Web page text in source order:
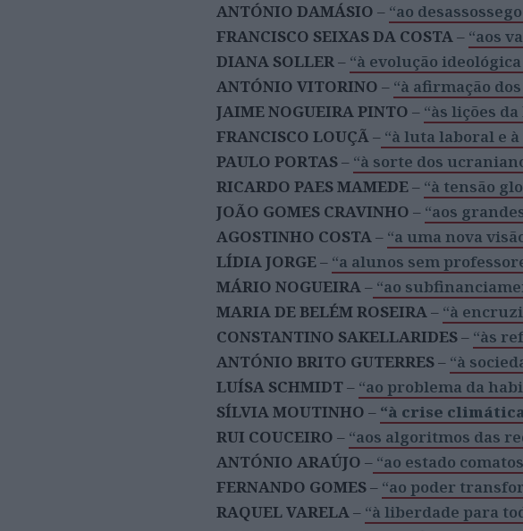
ANTÓNIO DAMÁSIO – “ao
FRANCISCO SEIXAS DA COSTA– “aos
DIANA SOLLER– “à evolução
ANTÓNIO VITORINO – “à afirmação
JAIME NOGUEIRA PINTO – “às lições
FRANCISCO LOUÇÃ– “à luta laboral e
PAULO PORTAS– “à sorte dos
RICARDO PAES MAMEDE– “à tensão
JOÃO GOMES CRAVINHO – “aos
AGOSTINHO COSTA– “a uma nova
LÍDIA JORGE– “a alunos sem
MÁRIO NOGUEIRA– “ao
MARIA DE BELÉM ROSEIRA– “à
CONSTANTINO SAKELLARIDES– “às
ANTÓNIO BRITO GUTERRES– “à
LUÍSA SCHMIDT– “ao problema da
SÍLVIA MOUTINHO – “à crise
RUI COUCEIRO – “aos algoritmos das
ANTÓNIO ARAÚJO – “ao estado
FERNANDO GOMES– “ao poder
RAQUEL VARELA– “à liberdade para